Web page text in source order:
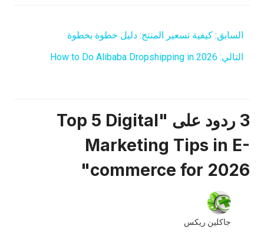
السابق: كيفية تسعير المنتج: دليل خطوة بخطوة
التالي: How to Do Alibaba Dropshipping in 2026
3 ردود على "Top 5 Digital
Marketing Tips in E-
commerce for 2026"
جاكلين ريكس